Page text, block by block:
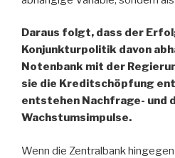
Daraus folgt, dass der
Konjunkturpolitik davon
Notenbank mit der
sie die Kreditschöpfung
entstehen Nachfrage- und
Wachstumsimpulse.
Wenn die Zentralbank